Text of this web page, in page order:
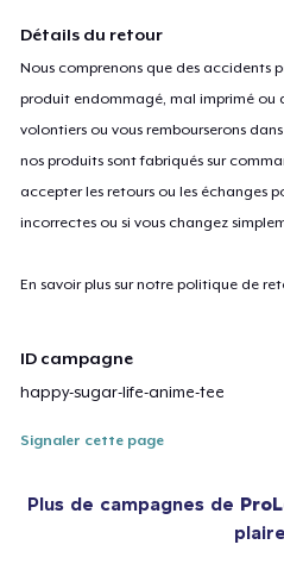
Détails du retour
Nous comprenons que des accidents
produit endommagé, mal imprimé ou
volontiers ou vous rembourserons
nos produits sont fabriqués sur
accepter les retours ou les échanges
incorrectes ou si vous changez
En savoir plus sur notre politique de
ID campagne
happy-sugar-life-anime-tee
Signaler cette page
Plus de campagnes de